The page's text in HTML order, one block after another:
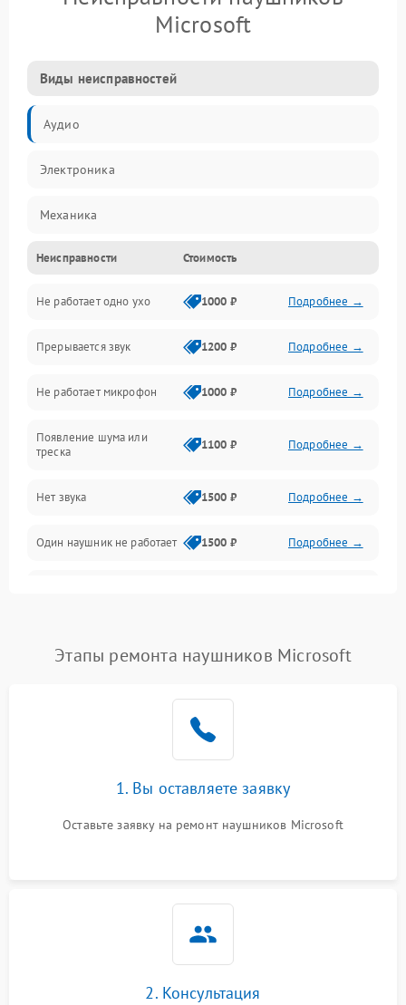
Microsoft
Виды неисправностей
Аудио
Электроника
Механика
Электропитание
Связь
Механические повреждения
Неисправности Стоимость
Не работает одно ухо 1000 ₽ Подробнее →
Прерывается звук 1200 ₽ Подробнее →
Не работает микрофон 1000 ₽ Подробнее →
Появление шума или
треска
1100 ₽ Подробнее →
Нет звука 1500 ₽ Подробнее →
Один наушник не работает 1500 ₽ Подробнее →
Этапы ремонта наушников Microsoft
1. Вы оставляете заявку
Оставьте заявку на ремонт наушников Microsoft
2. Консультация